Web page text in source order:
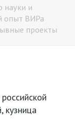
науки и
опыт ВИРа
проекты
кузница